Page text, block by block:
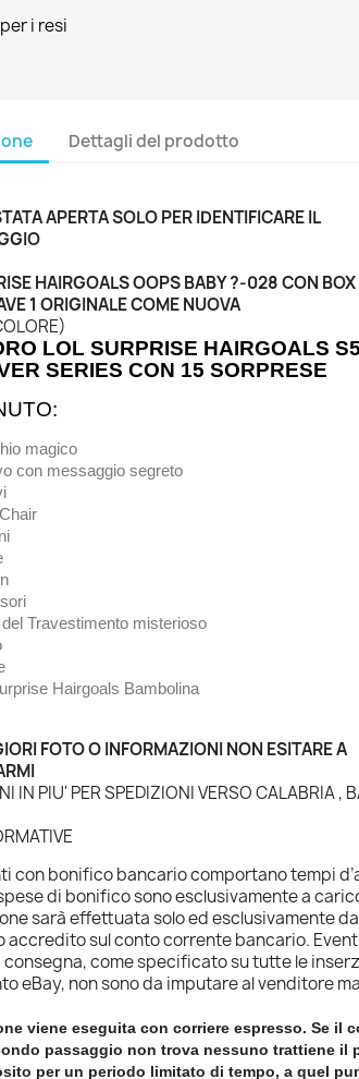
i resi
Dettagli del prodotto
APERTA SOLO PER IDENTIFICARE IL
HAIRGOALS OOPS BABY ?-028 CON
1 ORIGINALE COME NUOVA
LOL SURPRISE HAIRGOALS
SERIES CON 15 SORPRESE
magico
con messaggio segreto
Travestimento misterioso
Hairgoals Bambolina
FOTO O INFORMAZIONI NON ESITARE A
IN PIU' PER SPEDIZIONI VERSO CALABRIA ,
con bonifico bancario comportano tempi
di bonifico sono esclusivamente a
sarà effettuata solo ed esclusivamente
accredito sul conto corrente bancario.
consegna, come specificato su tutte le
eBay, non sono da imputare al venditore
viene eseguita con corriere espresso. Se il
passaggio non trova nessuno trattiene il
per un periodo limitato di tempo, a quel